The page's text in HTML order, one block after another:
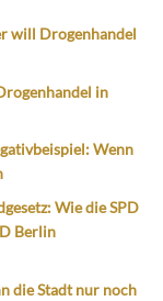
will Drogenhandel
in
Wenn
Wie die SPD
Berlin
die Stadt nur noch